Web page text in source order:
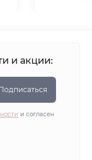
и акции:
и согласен